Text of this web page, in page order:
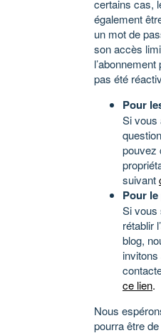
certains cas,
également
un mot de
son accès
l’abonnement
pas été
Pour
Si vous
pouvez
suivant
Pour
Si vous
rétablir
blog,
invitons
ce lien.
Nous
pourra être